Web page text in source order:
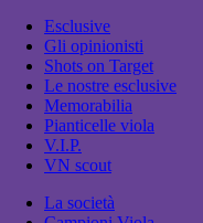
Esclusive
Gli opinionisti
Shots on Target
Le nostre esclusive
Memorabilia
Pianticelle viola
V.I.P.
VN scout
La società